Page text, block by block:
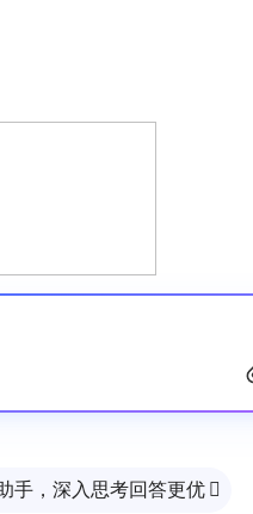
手，深入思考回答更优 